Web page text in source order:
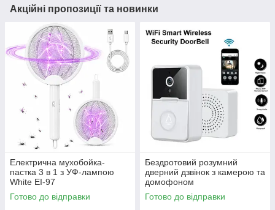
Акційні пропозиції та новинки
Електрична мухобойка-
пастка 3 в 1 з УФ-лампою
White EI-97
Готово до відправки
Бездротовий розумний
дверний дзвінок з камерою та
домофоном
водонепроникний AE-50
Готово до відправки